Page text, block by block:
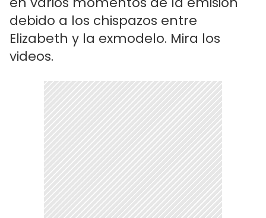
debido a los chispazos entre
Elizabeth y la exmodelo. Mira los
videos.